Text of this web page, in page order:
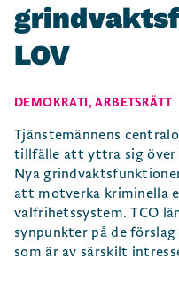
LOV
DEMOKRATI,ARBETSRÄTT
Tjänstemännens
tillfälle att yttra sig över
Nya
att motverka kriminella
valfrihetssystem. TCO
synpunkter på de
som är av särskilt